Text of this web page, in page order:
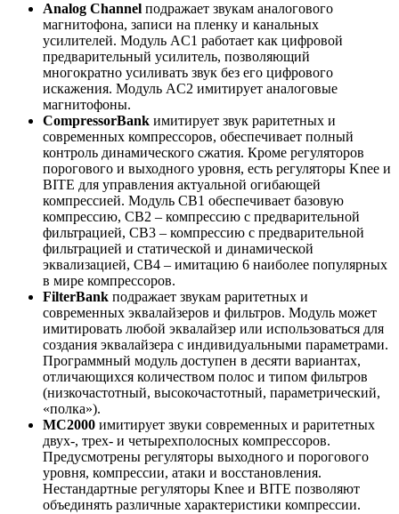
Analog Channel подражает звукам аналогового
магнитофона, записи на пленку и канальных
усилителей. Модуль AC1 работает как цифровой
предварительный усилитель, позволяющий
многократно усиливать звук без его цифрового
искажения. Модуль AC2 имитирует аналоговые
магнитофоны.
CompressorBank имитирует звук раритетных и
современных компрессоров, обеспечивает полный
контроль динамического сжатия. Кроме регуляторов
порогового и выходного уровня, есть регуляторы Knee и
BITE для управления актуальной огибающей
компрессией. Модуль CB1 обеспечивает базовую
компрессию, CB2 – компрессию с предварительной
фильтрацией, CB3 – компрессию с предварительной
фильтрацией и статической и динамической
эквализацией, CB4 – имитацию 6 наиболее популярных
в мире компрессоров.
FilterBank подражает звукам раритетных и
современных эквалайзеров и фильтров. Модуль может
имитировать любой эквалайзер или использоваться для
создания эквалайзера с индивидуальными параметрами.
Программный модуль доступен в десяти вариантах,
отличающихся количеством полос и типом фильтров
(низкочастотный, высокочастотный, параметрический,
«полка»).
MC2000 имитирует звуки современных и раритетных
двух-, трех- и четырехполосных компрессоров.
Предусмотрены регуляторы выходного и порогового
уровня, компрессии, атаки и восстановления.
Нестандартные регуляторы Knee и BITE позволяют
объединять различные характеристики компрессии.